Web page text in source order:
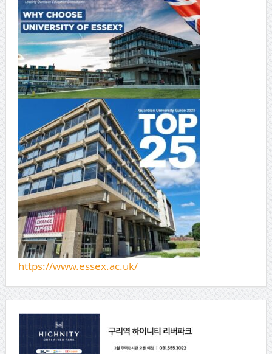
https://www.essex.ac.uk/